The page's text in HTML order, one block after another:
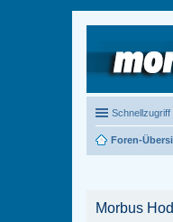
Schnellzugriff
Foren-
Morbus